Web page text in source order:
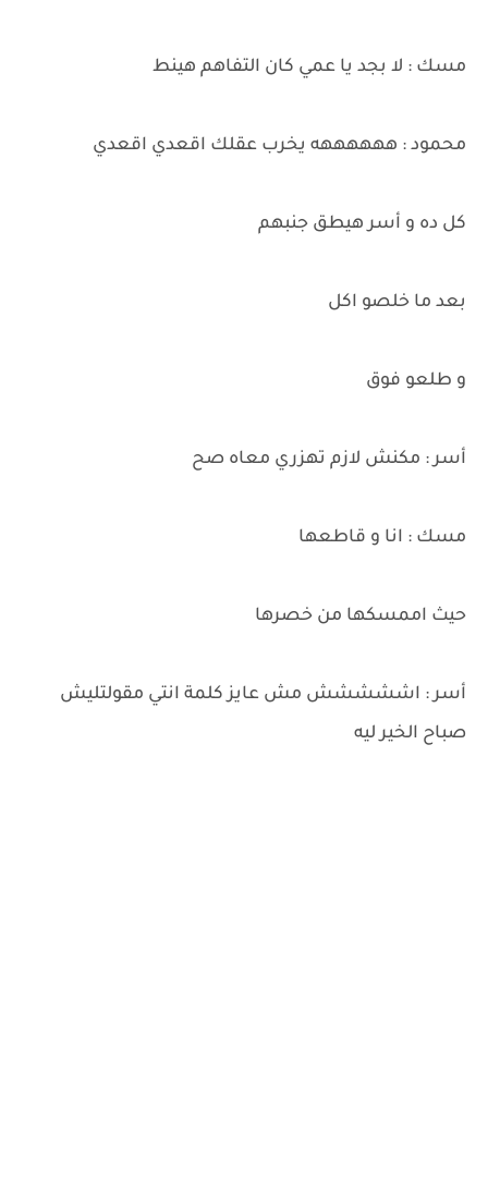
مسك : لا بجد يا عمي كان التفاهم هينط
محمود : ههههههه يخرب عقلك اقعدي اقعدي
كل ده و أسر هيطق جنبهم
بعد ما خلصو اكل
و طلعو فوق
أسر : مكنش لازم تهزري معاه صح
مسك : انا و قاطعها
حيث اممسكها من خصرها
أسر : اششششش مش عايز كلمة انتي مقولتليش
صباح الخير ليه